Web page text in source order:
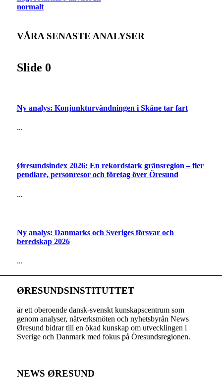
normalt
VÅRA SENASTE ANALYSER
Slide 0
Ny analys: Konjunkturvändningen i Skåne tar fart
...
Øresundsindex 2026: En rekordstark gränsregion – fler
pendlare, personresor och företag över Öresund
...
Ny analys: Danmarks och Sveriges försvar och
beredskap 2026
...
ØRESUNDSINSTITUTTET
är ett oberoende dansk-svenskt kunskapscentrum som
genom analyser, nätverksmöten och nyhetsbyrån News
Øresund bidrar till en ökad kunskap om utvecklingen i
Sverige och Danmark med fokus på Öresundsregionen.
NEWS ØRESUND